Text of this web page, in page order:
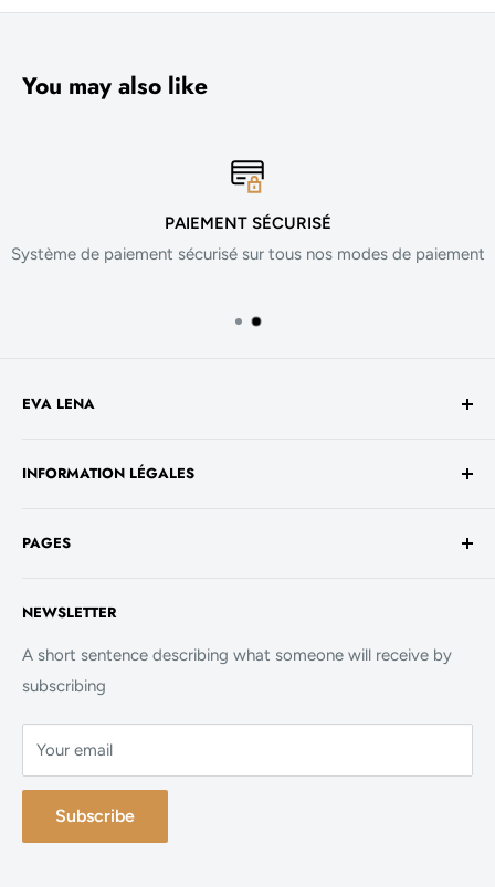
You may also like
PAIEMENT SÉCURISÉ
Système de paiement sécurisé sur tous nos modes de paiement
EVA LENA
1930 Luxembourg
+352 661 949 582
INFORMATION LÉGALES
Mentions légales
Politique de cookies
PAGES
La Boutique
FAQ
Contact
NEWSLETTER
A short sentence describing what someone will receive by
subscribing
Your email
Subscribe